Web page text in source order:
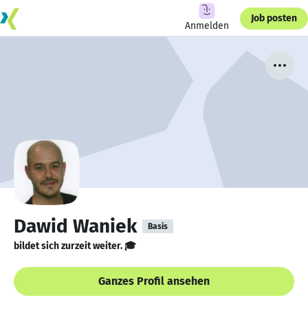
Anmelden
Job posten
Dawid Waniek Basis
bildet sich zurzeit weiter. 🎓
Ganzes Profil ansehen